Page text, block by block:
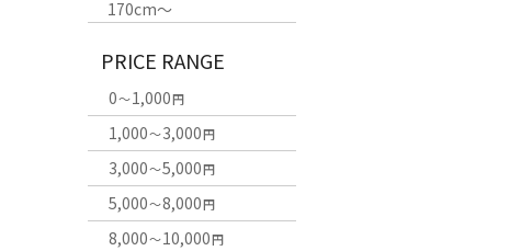
170cm〜
PRICE RANGE
0～1,000円
1,000～3,000円
3,000～5,000円
5,000～8,000円
8,000～10,000円